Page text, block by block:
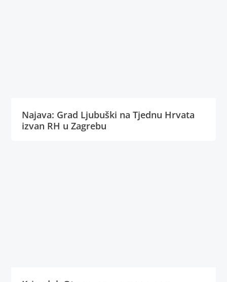
Najava: Grad Ljubuški na Tjednu Hrvata
izvan RH u Zagrebu